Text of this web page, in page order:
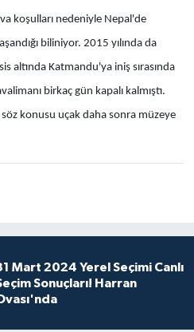
koşulları nedeniyle Nepal'de
biliniyor. 2015 yılında da
altında Katmandu'ya iniş sırasında
birkaç gün kapalı kalmıştı.
konusu uçak daha sonra müzeye
Mart 2024 Yerel Seçimi Canlı
Sonuçları! Harran